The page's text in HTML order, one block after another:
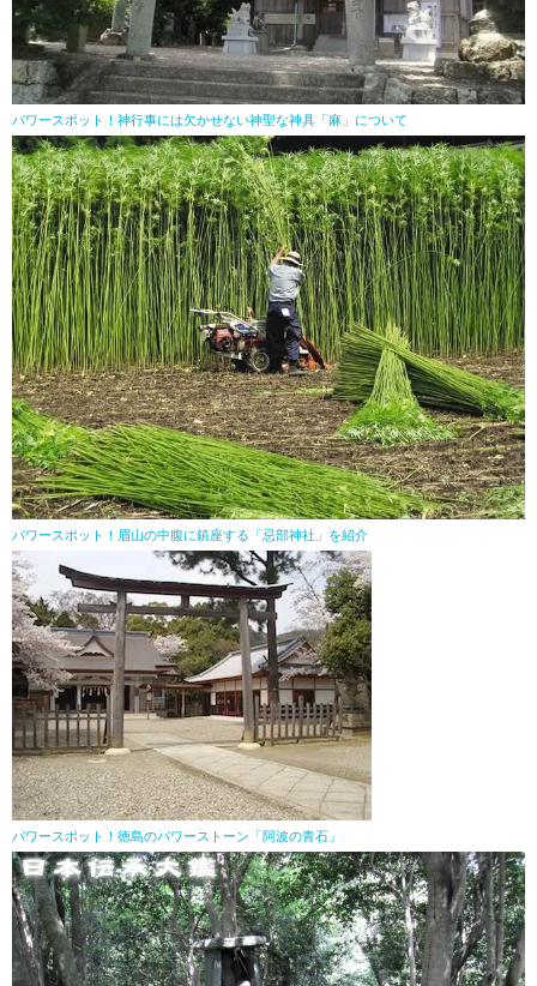
パワースポット！神行事には欠かせない神聖な神具「麻」について
パワースポット！眉山の中腹に鎮座する「忌部神社」を紹介
パワースポット！徳島のパワーストーン「阿波の青石」